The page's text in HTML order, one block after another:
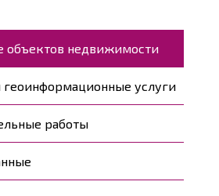
объектов недвижимости
геоинформационные услуги
работы